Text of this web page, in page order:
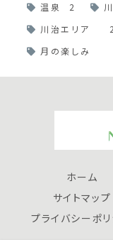
温泉
2
川治エリア
2
月の楽しみ
ホーム
サイトマップ
プライバシーポリ